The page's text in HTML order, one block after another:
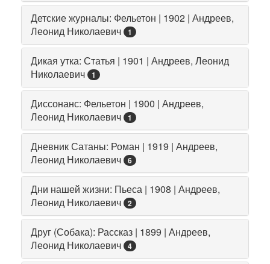
Детские журналы: Фельетон | 1902 | Андреев,
Леонид Николаевич
1
Дикая утка: Статья | 1901 | Андреев, Леонид
Николаевич
1
Диссонанс: Фельетон | 1900 | Андреев,
Леонид Николаевич
1
Дневник Сатаны: Роман | 1919 | Андреев,
Леонид Николаевич
6
Дни нашей жизни: Пьеса | 1908 | Андреев,
Леонид Николаевич
2
Друг (Собака): Рассказ | 1899 | Андреев,
Леонид Николаевич
4